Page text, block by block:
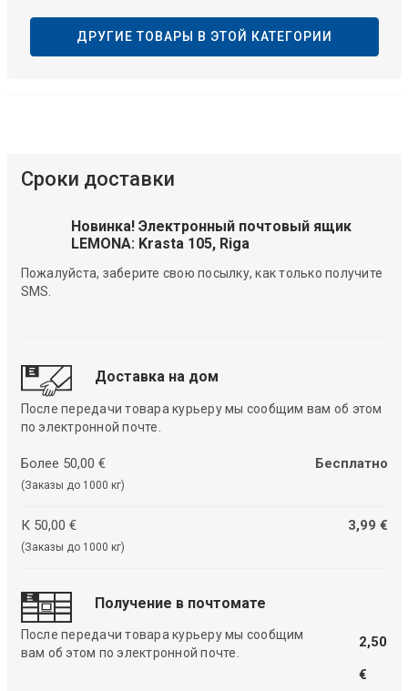
ДРУГИЕ ТОВАРЫ В ЭТОЙ КАТЕГОРИИ
Сроки доставки
Новинка! Электронный почтовый ящик
LEMONA: Krasta 105, Riga
Пожалуйста, заберите свою посылку, как только получите
SMS.
Доставка на дом
После передачи товара курьеру мы сообщим вам об этом
по электронной почте.
Более 50,00 €
(Заказы до 1000 кг)
Бесплатно
К 50,00 €
(Заказы до 1000 кг)
3,99 €
Получение в почтомате
После передачи товара курьеру мы сообщим
вам об этом по электронной почте.
2,50
€